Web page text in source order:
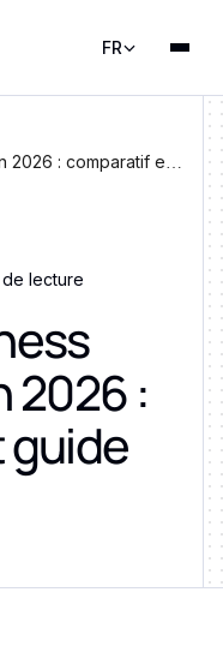
FR
2026 : comparatif et
de lecture
2026 :